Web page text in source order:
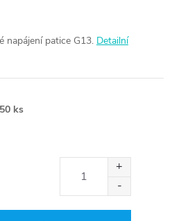
napájení patice G13. Detailní
ks